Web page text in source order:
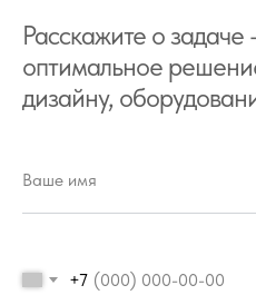
Расскажите о
оптимальное
дизайну,
Ваше имя
+7